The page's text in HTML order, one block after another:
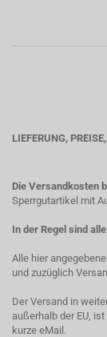
LIEFERUNG,
Die Versandkosten
Sperrgutartikel mit
In der Regel sind
Alle hier
und zuzüglich
Der Versand in
außerhalb der EU,
kurze eMail.